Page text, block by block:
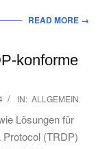
READ MORE →
konforme
IN: ALLGEMEIN
Lösungen für
Protocol (TRDP)